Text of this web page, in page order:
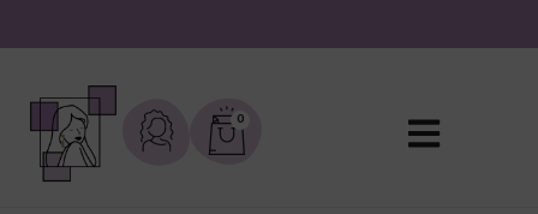
De leukste sieraden online en in de winkel
0